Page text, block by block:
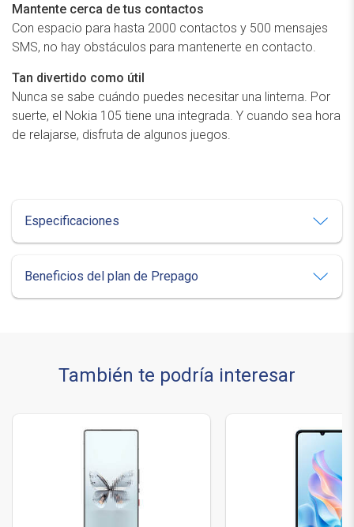
Mantente cerca de tus contactos
Con espacio para hasta 2000 contactos y 500 mensajes
SMS, no hay obstáculos para mantenerte en contacto.
Tan divertido como útil
Nunca se sabe cuándo puedes necesitar una linterna. Por
suerte, el Nokia 105 tiene una integrada. Y cuando sea hora
de relajarse, disfruta de algunos juegos.
Especificaciones
Beneficios del plan de Prepago
También te podría interesar